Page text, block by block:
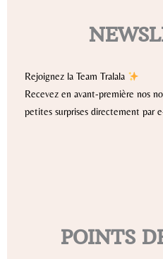
Rejoignez la Team Tralala
Recevez en avant-première nos
petites surprises directement par
POINTS